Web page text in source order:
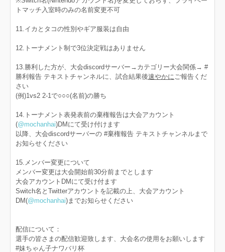
トマッチ入室時のみの名前変更不可
11.イカとタコの性別やギア服装は自由
12.トーナメント制で3位決定戦はありません
13.勝利した方が、大会discordサーバー→カテゴリー大会関係→ #
勝利報告 テキストチャンネルに、試合結果後速やかに ご報告くだ
さい
(例)1vs2 2-1で○○○(名前)の勝ち
14.トーナメント表発表前の棄権報告は大会アカウント
(@mochanhai)DMにて受け付けます
以降、大会discordサーバーの #棄権報告 テキストチャンネルまで
お知らせください
15.メンバー変更について
メンバー変更は大会開始前30分前までとします
大会アカウントDMにて受け付ます
Switch名とTwitterアカウントを記載の上、大会アカウント
DM(@mochanhai)までお知らせください
配信について：
選手の皆さまの配信歓迎致します、大会名の使用をお願いします
#妹ちゃん子ナワバリ杯